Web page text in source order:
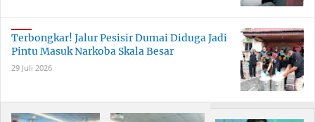
Terbongkar! Jalur Pesisir Dumai Diduga Jadi
Pintu Masuk Narkoba Skala Besar
29 Juli 2026